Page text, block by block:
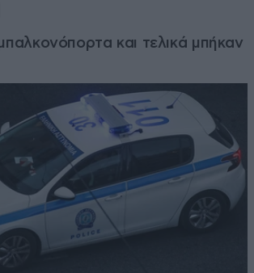
και τελικά μπήκαν